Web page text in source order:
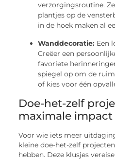
verzorgingsroutine.
plantjes op de
in de hoek maken al
Wanddecoratie: Een
Creëer een
favoriete
spiegel op om de
of kies voor één
Doe-het-zelf
maximale impact
Voor wie iets meer
kleine doe-het-zelf
hebben. Deze klusjes